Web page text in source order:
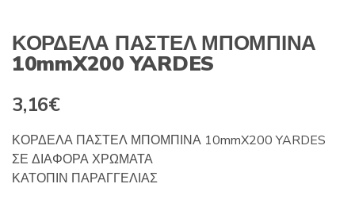
ΚΟΡΔΕΛΑ ΠΑΣΤΕΛ ΜΠΟΜΠΙΝΑ
10mmX200 YARDES
3,16€
ΚΟΡΔΕΛΑ ΠΑΣΤΕΛ ΜΠΟΜΠΙΝΑ 10mmX200 YARDES
ΣΕ ΔΙΑΦΟΡΑ ΧΡΩΜΑΤΑ
ΚΑΤΟΠΙΝ ΠΑΡΑΓΓΕΛΙΑΣ